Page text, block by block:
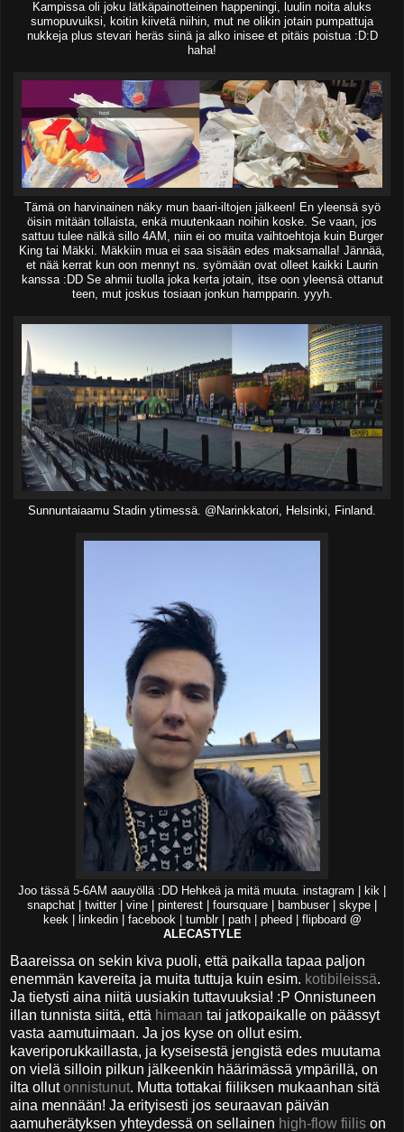
Kampissa oli joku lätkäpainotteinen happeningi, luulin noita aluks
sumopuvuiksi, koitin kiivetä niihin, mut ne olikin jotain pumpattuja
nukkeja plus stevari heräs siinä ja alko inisee et pitäis poistua :D:D
haha!
Tämä on harvinainen näky mun baari-iltojen jälkeen! En yleensä syö
öisin mitään tollaista, enkä muutenkaan noihin koske. Se vaan, jos
sattuu tulee nälkä sillo 4AM, niin ei oo muita vaihtoehtoja kuin Burger
King tai Mäkki. Mäkkiin mua ei saa sisään edes maksamalla! Jännää,
et nää kerrat kun oon mennyt ns. syömään ovat olleet kaikki Laurin
kanssa :DD Se ahmii tuolla joka kerta jotain, itse oon yleensä ottanut
teen, mut joskus tosiaan jonkun hampparin. yyyh.
Sunnuntaiaamu Stadin ytimessä. @Narinkkatori, Helsinki, Finland.
Joo tässä 5-6AM aauyöllä :DD Hehkeä ja mitä muuta. instagram | kik |
snapchat | twitter | vine | pinterest | foursquare | bambuser | skype |
keek | linkedin | facebook | tumblr | path | pheed | flipboard @
ALECASTYLE
Baareissa on sekin kiva puoli, että paikalla tapaa paljon
enemmän kavereita ja muita tuttuja kuin esim. kotibileissä.
Ja tietysti aina niitä uusiakin tuttavuuksia! :P Onnistuneen
illan tunnista siitä, että himaan tai jatkopaikalle on päässyt
vasta aamutuimaan. Ja jos kyse on ollut esim.
kaveriporukkaillasta, ja kyseisestä jengistä edes muutama
on vielä silloin pilkun jälkeenkin häärimässä ympärillä, on
ilta ollutonnistunut. Mutta tottakai fiiliksen mukaanhan sitä
aina mennään! Ja erityisesti jos seuraavan päivän
aamuherätyksen yhteydessä on sellainen high-flow fiilis on